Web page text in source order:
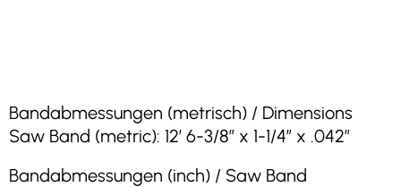
Bandabmessungen (metrisch) / Dimensions
Saw Band (metric): 12′ 6-3/8″ x 1-1/4″ x .042″
Bandabmessungen (inch) / Saw Band